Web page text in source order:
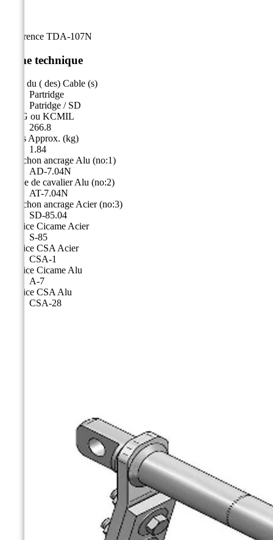
Référence TDA-107N
Fiche technique
Nom du ( des) Cable (s)
Partridge
Patridge / SD
AWG ou KCMIL
266.8
Poids Approx. (kg)
1.84
Manchon ancrage Alu (no:1)
AD-7.04N
Borne de cavalier Alu (no:2)
AT-7.04N
Manchon ancrage Acier (no:3)
SD-85.04
Matrice Cicame Acier
S-85
Matrice CSA Acier
CSA-1
Matrice Cicame Alu
A-7
Matrice CSA Alu
CSA-28